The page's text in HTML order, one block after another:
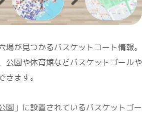
場が見つかるバスケットコート情報。
公園や体育館などバスケットゴールや
きます。
園」に設置されているバスケットゴー